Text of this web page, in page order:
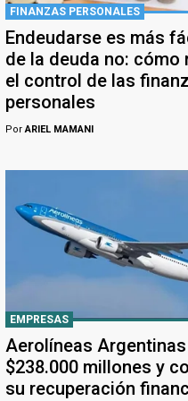
FINANZAS PERSONALES
Endeudarse es más
de la deuda no: cómo
el control de las
personales
PorARIEL MAMANI
EMPRESAS
Aerolíneas
$238.000 millones y
su recuperación